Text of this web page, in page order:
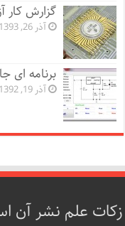
گزارش کار
آذر 26, 1393
برنامه ای
آذر 19, 1392
زکات علم نشر آن